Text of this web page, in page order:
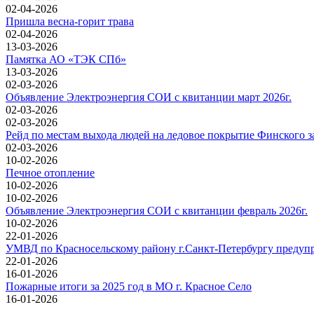
02-04-2026
Пришла весна-горит трава
02-04-2026
13-03-2026
Памятка АО «ТЭК СПб»
13-03-2026
02-03-2026
Объявление Электроэнергия СОИ с квитанции март 2026г.
02-03-2026
02-03-2026
Рейд по местам выхода людей на ледовое покрытие Финского
02-03-2026
10-02-2026
Печное отопление
10-02-2026
10-02-2026
Объявление Электроэнергия СОИ с квитанции февраль 2026г.
10-02-2026
22-01-2026
УМВД по Красносельскому району г.Санкт-Петербургу
22-01-2026
16-01-2026
Пожарные итоги за 2025 год в МО г. Красное Село
16-01-2026